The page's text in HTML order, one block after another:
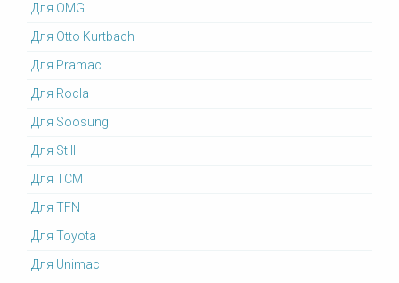
Для OMG
Для Otto Kurtbach
Для Pramac
Для Rocla
Для Soosung
Для Still
Для TCM
Для TFN
Для Toyota
Для Unimac